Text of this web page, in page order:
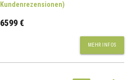
Kundenrezensionen)
6599 €
MEHR INFOS